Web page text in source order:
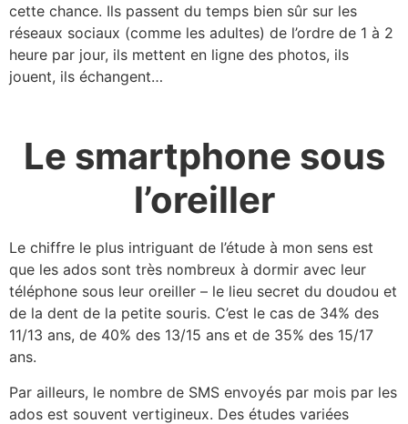
cette chance. Ils passent du temps bien sûr sur les
réseaux sociaux (comme les adultes) de l’ordre de 1 à 2
heure par jour, ils mettent en ligne des photos, ils
jouent, ils échangent…
Le smartphone sous
l’oreiller
Le chiffre le plus intriguant de l’étude à mon sens est
que les ados sont très nombreux à dormir avec leur
téléphone sous leur oreiller – le lieu secret du doudou et
de la dent de la petite souris. C’est le cas de 34% des
11/13 ans, de 40% des 13/15 ans et de 35% des 15/17
ans.
Par ailleurs, le nombre de SMS envoyés par mois par les
ados est souvent vertigineux. Des études variées